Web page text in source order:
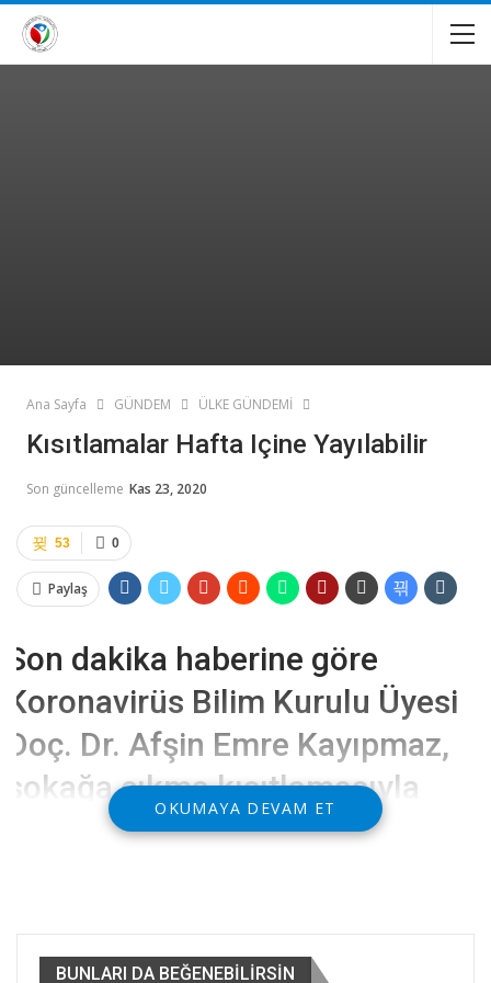
Ana Sayfa GÜNDEM ÜLKE GÜNDEMİ
Kısıtlamalar Hafta Içine Yayılabilir
Son güncelleme Kas 23, 2020
0
53
Paylaş
Son dakika haberine göre
Koronavirüs Bilim Kurulu Üyesi
Doç. Dr. Afşin Emre Kayıpmaz,
sokağa çıkma kısıtlamasıyla
ilgili “Hafta sonunda olan
kalmasın” dedi
OKUMAYA DEVAM ET
BUNLARI DA BEĞENEBILIRSIN